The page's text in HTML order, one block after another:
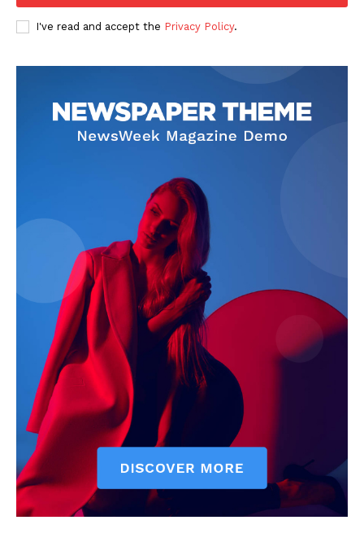
I've read and accept the Privacy Policy.